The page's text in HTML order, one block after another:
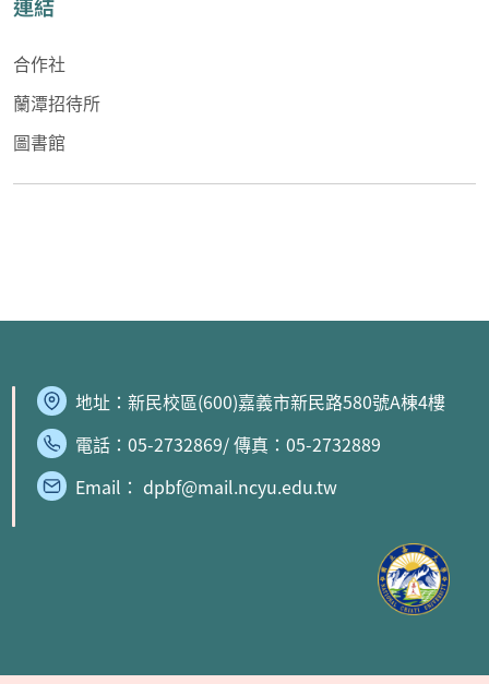
連結
合作社
蘭潭招待所
圖書館
地址： 新民校區(600)嘉義市新民路580號A棟4樓
電話：05-2732869/ 傳真：05-2732889
Email： dpbf@mail.ncyu.edu.tw